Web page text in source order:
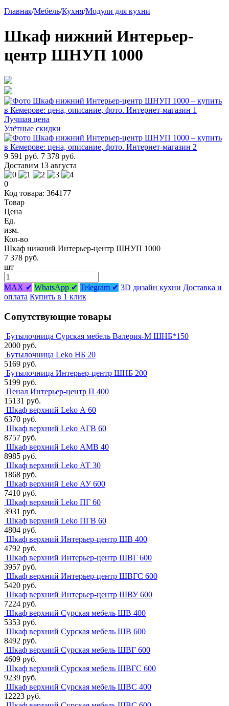
Главная/Мебель/Кухня/Модули для кухни
Шкаф нижний Интерьер-
центр ШНУП 1000
Лучшая цена
Улётные скидки
9 591 руб. 7 378 руб.
Доставим 13 августа
0
Код товара: 364177
Товар
Цена
Ед.
изм.
Кол-во
Шкаф нижний Интерьер-центр ШНУП 1000
7 378 руб.
шт
MAX ✔ WhatsApp ✔ Telegram ✔ 3D дизайн кухни Доставка и
оплата Купить в 1 клик
Сопутствующие товары
Бутылочница Сурская мебель Валерия-М ШНБ*150
2000 руб.
Бутылочница Leko НБ 20
5169 руб.
Бутылочница Интерьер-центр ШНБ 200
5199 руб.
Пенал Интерьер-центр П 400
15131 руб.
Шкаф верхний Leko А 60
6370 руб.
Шкаф верхний Leko АГВ 60
8757 руб.
Шкаф верхний Leko АМВ 40
8985 руб.
Шкаф верхний Leko АТ 30
1868 руб.
Шкаф верхний Leko АУ 600
7410 руб.
Шкаф верхний Leko ПГ 60
3931 руб.
Шкаф верхний Leko ПГВ 60
4804 руб.
Шкаф верхний Интерьер-центр ШВ 400
4792 руб.
Шкаф верхний Интерьер-центр ШВГ 600
3957 руб.
Шкаф верхний Интерьер-центр ШВГС 600
5420 руб.
Шкаф верхний Интерьер-центр ШВУ 600
7224 руб.
Шкаф верхний Сурская мебель ШВ 400
5353 руб.
Шкаф верхний Сурская мебель ШВ 600
8492 руб.
Шкаф верхний Сурская мебель ШВГ 600
4609 руб.
Шкаф верхний Сурская мебель ШВГС 600
9239 руб.
Шкаф верхний Сурская мебель ШВС 400
12223 руб.